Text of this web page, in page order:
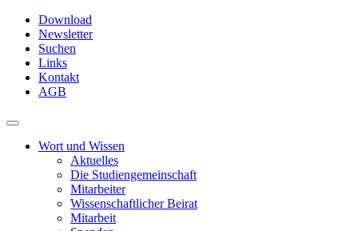
Skip
main
content
Download
Newsletter
Suchen
Links
Kontakt
AGB
Toggle
navigationWort und Wissen
Aktuelles
Die Studiengemeinschaft
Mitarbeiter
Wissenschaftlicher Beirat
Mitarbeit